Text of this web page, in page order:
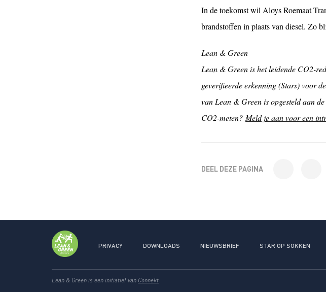
In de toekomst wil Aloys Roemaat
brandstoffen in plaats van diesel. Zo
Lean & Green
Lean & Green is het leidende CO2-
geverifieerde erkenning (Stars) voor
van Lean & Green is opgesteld aan
CO2-meten? Meld je aan voor een
DEEL DEZE PAGINA
PRIVACY DOWNLOADS NIEUWSBRIEF STAR OP SOKKEN
Lean & Green is een initiatief van Connekt